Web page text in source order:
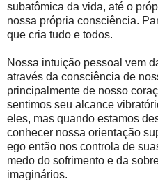
subatômica da vida, até o
nossa própria consciência.
que cria tudo e todos.
Nossa intuição pessoal vem
através da consciência de
principalmente de nosso
sentimos seu alcance
eles, mas quando estamos
conhecer nossa orientação
ego então nos controla de
medo do sofrimento e da
imaginários.